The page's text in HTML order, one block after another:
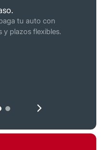
tu auto con
y plazos flexibles.
comparación
del 2026